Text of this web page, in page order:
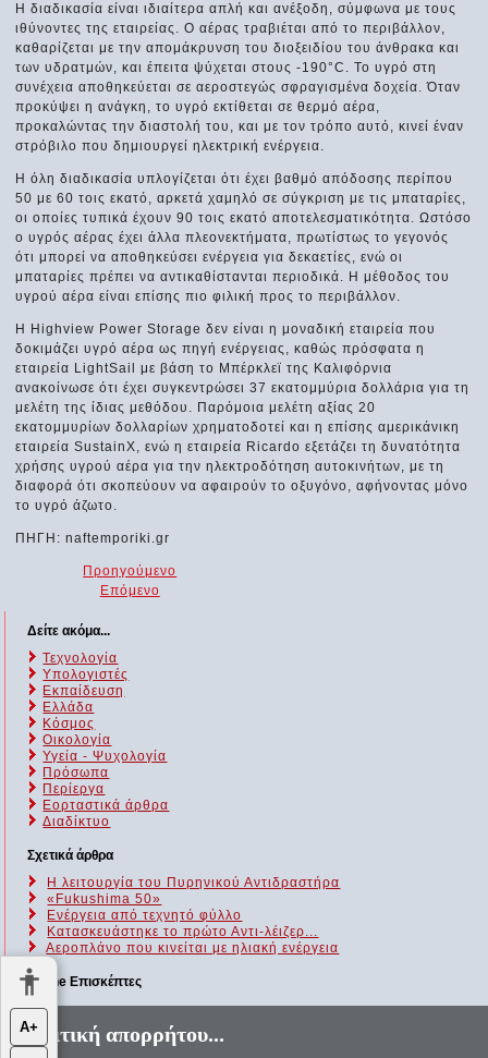
Η διαδικασία είναι ιδιαίτερα απλή και ανέξοδη, σύμφωνα με τους
ιθύνοντες της εταιρείας. Ο αέρας τραβιέται από το περιβάλλον,
καθαρίζεται με την απομάκρυνση του διοξειδίου του άνθρακα και
των υδρατμών, και έπειτα ψύχεται στους -190°C. Το υγρό στη
συνέχεια αποθηκεύεται σε αεροστεγώς σφραγισμένα δοχεία. Όταν
προκύψει η ανάγκη, το υγρό εκτίθεται σε θερμό αέρα,
προκαλώντας την διαστολή του, και με τον τρόπο αυτό, κινεί έναν
στρόβιλο που δημιουργεί ηλεκτρική ενέργεια.
Η όλη διαδικασία υπλογίζεται ότι έχει βαθμό απόδοσης περίπου
50 με 60 τοις εκατό, αρκετά χαμηλό σε σύγκριση με τις μπαταρίες,
οι οποίες τυπικά έχουν 90 τοις εκατό αποτελεσματικότητα. Ωστόσο
ο υγρός αέρας έχει άλλα πλεονεκτήματα, πρωτίστως το γεγονός
ότι μπορεί να αποθηκεύσει ενέργεια για δεκαετίες, ενώ οι
μπαταρίες πρέπει να αντικαθίστανται περιοδικά. Η μέθοδος του
υγρού αέρα είναι επίσης πιο φιλική προς το περιβάλλον.
Η Highview Power Storage δεν είναι η μοναδική εταιρεία που
δοκιμάζει υγρό αέρα ως πηγή ενέργειας, καθώς πρόσφατα η
εταιρεία LightSail με βάση το Μπέρκλεϊ της Καλιφόρνια
ανακοίνωσε ότι έχει συγκεντρώσει 37 εκατομμύρια δολλάρια για τη
μελέτη της ίδιας μεθόδου. Παρόμοια μελέτη αξίας 20
εκατομμυρίων δολλαρίων χρηματοδοτεί και η επίσης αμερικάνικη
εταιρεία SustainX, ενώ η εταιρεία Ricardo εξετάζει τη δυνατότητα
χρήσης υγρού αέρα για την ηλεκτροδότηση αυτοκινήτων, με τη
διαφορά ότι σκοπεύουν να αφαιρούν το οξυγόνο, αφήνοντας μόνο
το υγρό άζωτο.
ΠΗΓΗ: naftemporiki.gr
Προηγούμενο
Επόμενο
Δείτε ακόμα...
Τεχνολογία
Υπολογιστές
Εκπαίδευση
Ελλάδα
Κόσμος
Οικολογία
Υγεία - Ψυχολογία
Πρόσωπα
Περίεργα
Εορταστικά άρθρα
Διαδίκτυο
Σχετικά άρθρα
Η λειτουργία του Πυρηνικού Αντιδραστήρα
«Fukushima 50»
Ενέργεια από τεχνητό φύλλο
Κατασκευάστηκε το πρώτο Αντι-λέιζερ...
Aεροπλάνο που κινείται με ηλιακή ενέργεια
Online Επισκέπτες
Αυτήν τη στιγμή επισκέπτονται τον ιστότοπό μας 239 guests και
κανένα μέλος
Πολιτική απορρήτου...
Α+